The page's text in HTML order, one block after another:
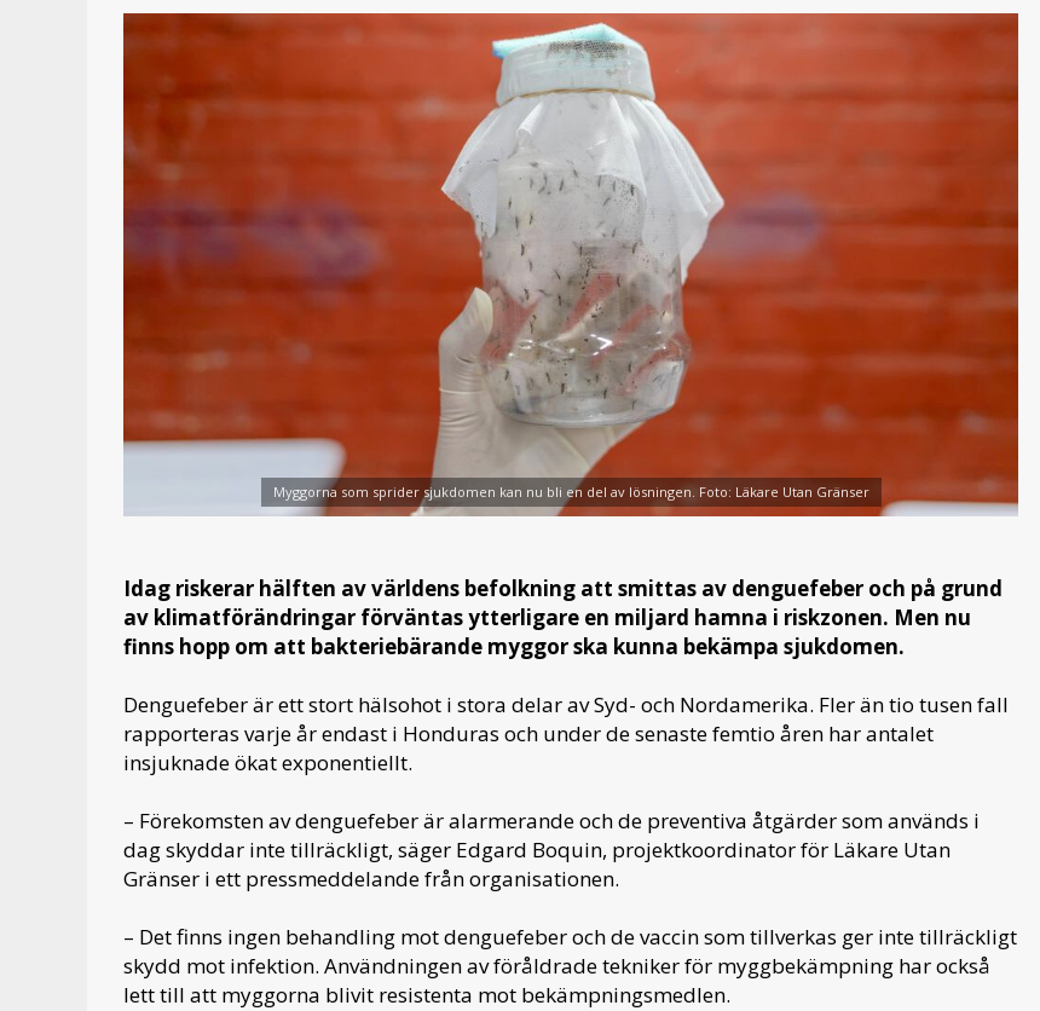
Myggorna som sprider sjukdomen kan nu bli en del av lösningen. Foto: Läkare Utan Gränser
Idag riskerar hälften av världens befolkning att smittas av denguefeber och på grund
av klimatförändringar förväntas ytterligare en miljard hamna i riskzonen. Men nu
finns hopp om att bakteriebärande myggor ska kunna bekämpa sjukdomen.
Denguefeber är ett stort hälsohot i stora delar av Syd- och Nordamerika. Fler än tio tusen fall
rapporteras varje år endast i Honduras och under de senaste femtio åren har antalet
insjuknade ökat exponentiellt.
– Förekomsten av denguefeber är alarmerande och de preventiva åtgärder som används i
dag skyddar inte tillräckligt, säger Edgard Boquin, projektkoordinator för Läkare Utan
Gränser i ett pressmeddelande från organisationen.
– Det finns ingen behandling mot denguefeber och de vaccin som tillverkas ger inte tillräckligt
skydd mot infektion. Användningen av föråldrade tekniker för myggbekämpning har också
lett till att myggorna blivit resistenta mot bekämpningsmedlen.